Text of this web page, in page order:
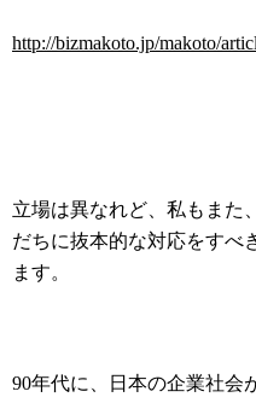
http://bizmakoto.jp/makoto/
立場は異なれど、私もまた
だちに抜本的な対応をすべ
ます。
90年代に、日本の企業社会